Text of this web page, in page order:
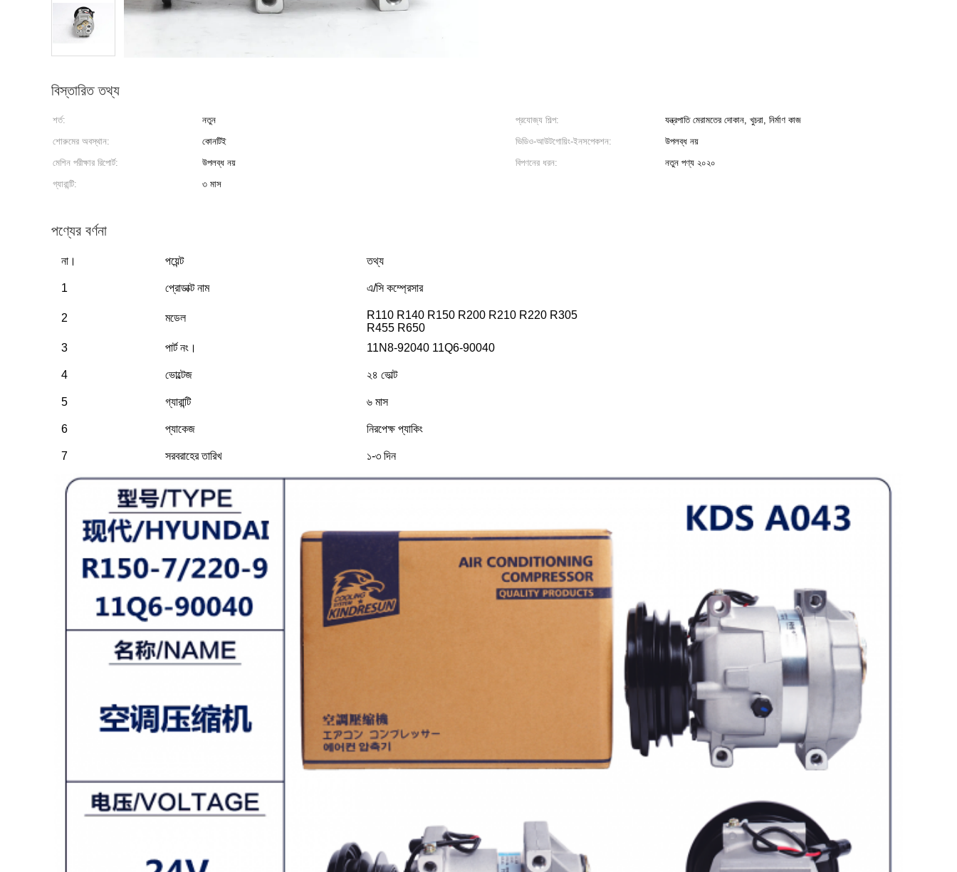
বিস্তারিত তথ্য
শর্ত: নতুন প্রযোজ্য শিল্প:
যন্ত্রপাতি মেরামতের দোকান, খুচরা, নির্মাণ কাজ
শোরুমের অবস্থান:
কোনটিই ভিডিও-আউটগোয়িং-ইনসপেকশন:
উপলব্ধ নয়
মেশিন পরীক্ষার রিপোর্ট:
উপলব্ধ নয় বিপণনের ধরন:
নতুন পণ্য ২০২০
গ্যারান্টি:
৩ মাস
পণ্যের বর্ণনা
না। পয়েন্ট তথ্য
1 প্রোডাক্ট নাম এ/সি কম্প্রেসার
2 মডেল
R110 R140 R150 R200 R210 R220 R305
R455 R650
3
পার্ট নং। 11N8-92040 11Q6-90040
4 ভোল্টেজ ২৪ ভোল্ট
5 গ্যারান্টি ৬ মাস
6 প্যাকেজ নিরপেক্ষ প্যাকিং
7 সরবরাহের তারিখ ১-৩ দিন